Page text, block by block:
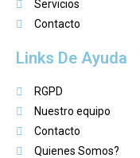
Servicios
Contacto
Links De Ayuda
RGPD
Nuestro equipo
Contacto
Quienes Somos?